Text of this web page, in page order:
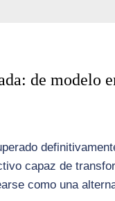
de modelo
capaz de
como una